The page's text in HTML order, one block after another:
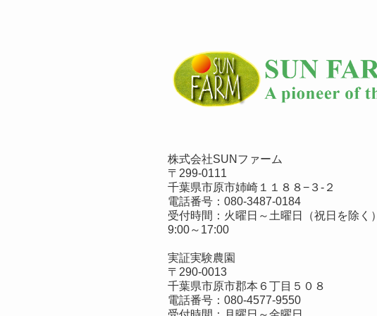
株式会社SUNファーム
〒299-0111
千葉県市原市姉崎１１８８−３-２
電話番号： 080-3487-0184
受付時間：火曜日～土曜日（祝日を除く）
9:00～17:00
実証実験農園
〒290-0013
千葉県市原市郡本６丁目５０８
電話番号： 080-4577-9550